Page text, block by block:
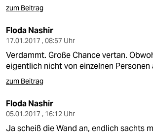
zum Beitrag
Floda Nashir
17.01.2017 , 08:57 Uhr
Verdammt. Große Chance vertan.
eigentlich nicht von einzelnen Personen
zum Beitrag
Floda Nashir
05.01.2017 , 16:12 Uhr
Ja scheiß die Wand an, endlich sachts